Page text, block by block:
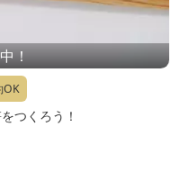
！
OK
つくろう！